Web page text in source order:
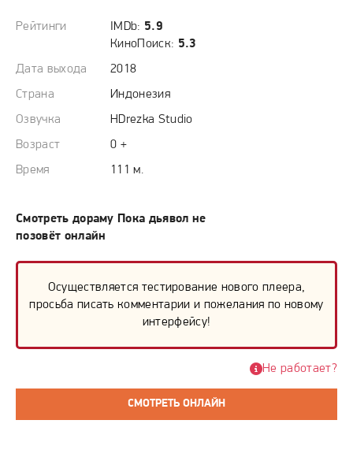
Рейтинги IMDb: 5.9
КиноПоиск: 5.3
Дата выхода
2018
Страна
Индонезия
Озвучка
HDrezka Studio
Возраст
0 +
Время
111 м.
Смотреть дораму Пока дьявол не
позовёт онлайн
Осуществляется тестирование нового плеера,
просьба писать комментарии и пожелания по новому
интерфейсу!
СМОТРЕТЬ ОНЛАЙН
Не работает?